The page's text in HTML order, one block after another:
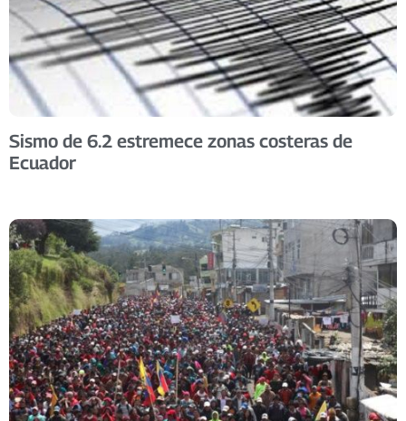
Sismo de 6.2 estremece zonas costeras de
Ecuador